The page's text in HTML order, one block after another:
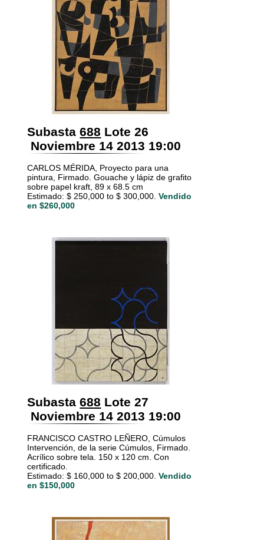
Subasta 688 Lote 26
Noviembre 14 2013 19:00
CARLOS MÉRIDA, Proyecto para una
pintura, Firmado. Gouache y lápiz de grafito
sobre papel kraft, 89 x 68.5 cm
Estimado: $ 250,000 to $ 300,000. Vendido
en $260,000
Subasta 688 Lote 27
Noviembre 14 2013 19:00
FRANCISCO CASTRO LEÑERO, Cúmulos
Intervención, de la serie Cúmulos, Firmado.
Acrílico sobre tela. 150 x 120 cm. Con
certificado.
Estimado: $ 160,000 to $ 200,000. Vendido
en $150,000